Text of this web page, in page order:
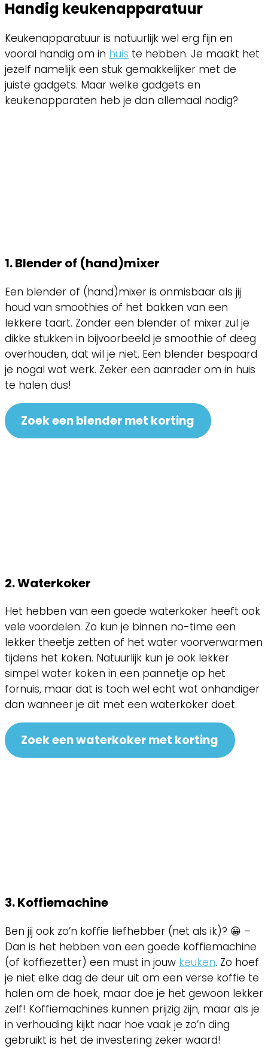
Handig keukenapparatuur
Keukenapparatuur is natuurlijk wel erg fijn en
vooral handig om in huis te hebben. Je maakt het
jezelf namelijk een stuk gemakkelijker met de
juiste gadgets. Maar welke gadgets en
keukenapparaten heb je dan allemaal nodig?
1. Blender of (hand)mixer
Een blender of (hand)mixer is onmisbaar als jij
houd van smoothies of het bakken van een
lekkere taart. Zonder een blender of mixer zul je
dikke stukken in bijvoorbeeld je smoothie of deeg
overhouden, dat wil je niet. Een blender bespaard
je nogal wat werk. Zeker een aanrader om in huis
te halen dus!
Zoek een blender met korting
2. Waterkoker
Het hebben van een goede waterkoker heeft ook
vele voordelen. Zo kun je binnen no-time een
lekker theetje zetten of het water voorverwarmen
tijdens het koken. Natuurlijk kun je ook lekker
simpel water koken in een pannetje op het
fornuis, maar dat is toch wel echt wat onhandiger
dan wanneer je dit met een waterkoker doet.
Zoek een waterkoker met korting
3. Koffiemachine
Ben jij ook zo’n koffie liefhebber (net als ik)? 😀 –
Dan is het hebben van een goede koffiemachine
(of koffiezetter) een must in jouw keuken. Zo hoef
je niet elke dag de deur uit om een verse koffie te
halen om de hoek, maar doe je het gewoon lekker
zelf! Koffiemachines kunnen prijzig zijn, maar als je
in verhouding kijkt naar hoe vaak je zo’n ding
gebruikt is het de investering zeker waard!